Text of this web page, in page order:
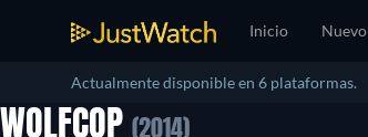
Inicio Nuevo
Actualmente disponible en 6 plataformas.
WOLFCOP (2014)